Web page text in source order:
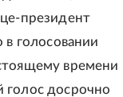
президент
голосовании
времени
голос досрочно